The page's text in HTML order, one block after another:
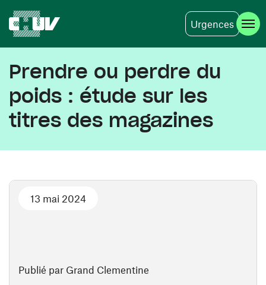
Urgences
Prendre ou perdre du
poids : étude sur les
titres des magazines
Publié par Grand Clementine
13 mai 2024